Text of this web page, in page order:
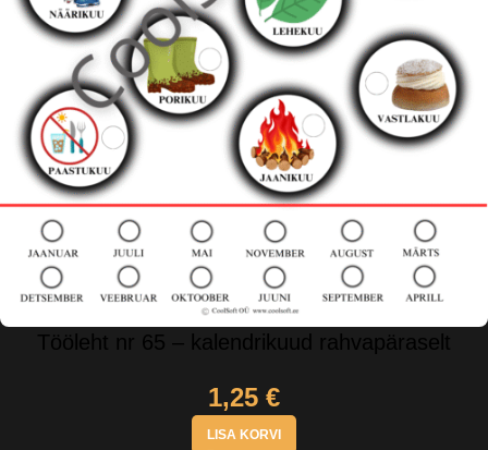
Tööleht nr 65 – kalendrikuud rahvapäraselt
1,25 €
LISA KORVI